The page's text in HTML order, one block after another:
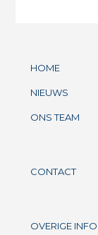
HOME
NIEUWS
ONS TEAM
CONTACT
OVERIGE INFO